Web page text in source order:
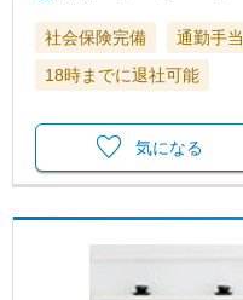
社会保険完備 通勤手当
18時までに退社可能
気になる